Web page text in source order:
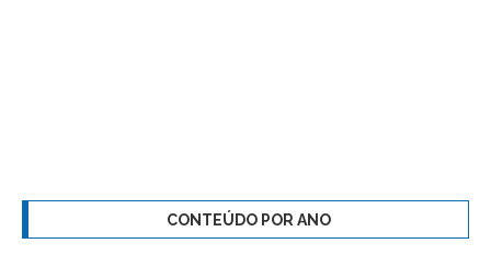
CONTEÚDO POR ANO